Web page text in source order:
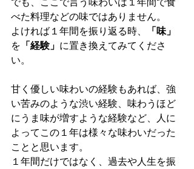
べた料理などの味ではありません。
よければ１年間を振り返る時、
「味」
を 「経験」 に置き換えてみてくださ
い。
甘く優しい味わいの経験もあれば、強
い苦みのような渋い経験、味わうほど
にうま味が増すような経験など、人に
よってこの１年は様々な味わいだった
ことと思います。
１年間だけではなく、過去や人生を振